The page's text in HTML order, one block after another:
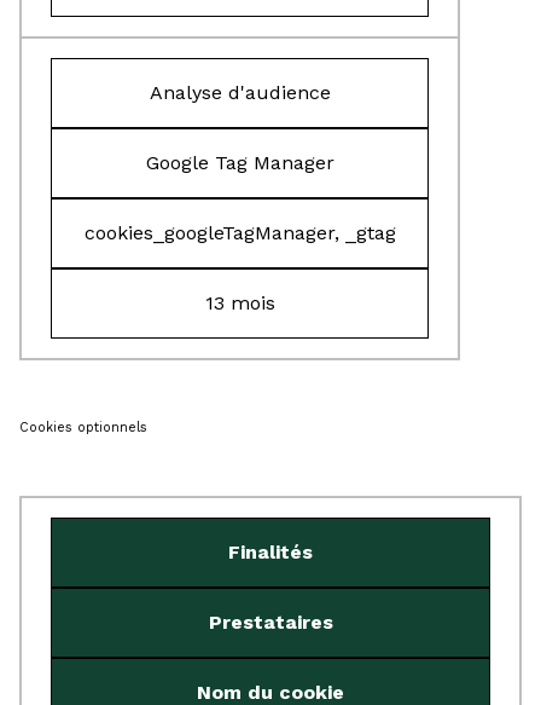
Analyse d'audience
Google Tag Manager
cookies_googleTagManager, _gtag
13 mois
Cookies optionnels
Finalités
Prestataires
Nom du cookie